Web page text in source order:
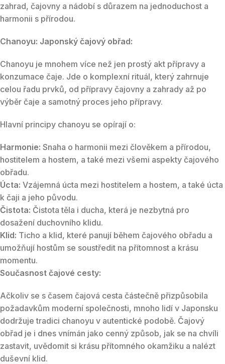
zahrad, čajovny a nádobí s důrazem na jednoduchost a
harmonii s přírodou.
Chanoyu: Japonský čajový obřad:
Chanoyu je mnohem více než jen prostý akt přípravy a
konzumace čaje. Jde o komplexní rituál, který zahrnuje
celou řadu prvků, od přípravy čajovny a zahrady až po
výběr čaje a samotný proces jeho přípravy.
Hlavní principy chanoyu se opírají o:
Harmonie: Snaha o harmonii mezi člověkem a přírodou,
hostitelem a hostem, a také mezi všemi aspekty čajového
obřadu.
Úcta: Vzájemná úcta mezi hostitelem a hostem, a také úcta
k čaji a jeho původu.
Čistota: Čistota těla i ducha, která je nezbytná pro
dosažení duchovního klidu.
Klid: Ticho a klid, které panují během čajového obřadu a
umožňují hostům se soustředit na přítomnost a krásu
momentu.
Současnost čajové cesty:
Ačkoliv se s časem čajová cesta částečně přizpůsobila
požadavkům moderní společnosti, mnoho lidí v Japonsku
dodržuje tradici chanoyu v autentické podobě. Čajový
obřad je i dnes vnímán jako cenný způsob, jak se na chvíli
zastavit, uvědomit si krásu přítomného okamžiku a nalézt
duševní klid.